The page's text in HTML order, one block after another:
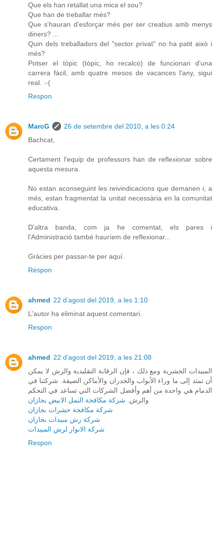
Que els han retallat una mica el sou?
Que han de treballar més?
Que s'hauran d'esforçar més per ser creatius amb menys
diners? ...
Quin dels treballadors del "sector privat" no ha patit això i
més?
Potser el tòpic (tòpic, ho recalco) de funcionari d'una
carrera fàcil, amb quatre mesos de vacances l'any, sigui
real. :-(
Respon
MarcG
26 de setembre del 2010, a les 0:24
Bachcat,
Certament l'equip de professors han de reflexionar sobre
aquesta mesura.
No estan aconseguint les reivindicacions que demanen i, a
més, estan fragmentat la unitat necessària en la comunitat
educativa.
D'altra banda, com ja he comentat, els pares i
l'Administració també hauríem de reflexionar...
Gràcies per passar-te per aquí.
Respon
ahmed 22 d’agost del 2019, a les 1:10
L'autor ha eliminat aquest comentari.
Respon
ahmed 22 d’agost del 2019, a les 21:08
المبيدات الحشرية ومع ذلك ، فإن الرقابة التقليدية والرش لا يمكن
أن تمتد إلى ما وراء الأبواب والجدران والأماكن الضيقة. شركتنا في
الدمام هي واحدة من أهم وأفضل الشركات التي تساعد في التحكم
والرش. شركة مكافحة النمل الابيض بجازان
شركة مكافحة حشرات بجازان
شركة رش مبيدات بجازان
شركة الانوار لرش المبيدات
Respon